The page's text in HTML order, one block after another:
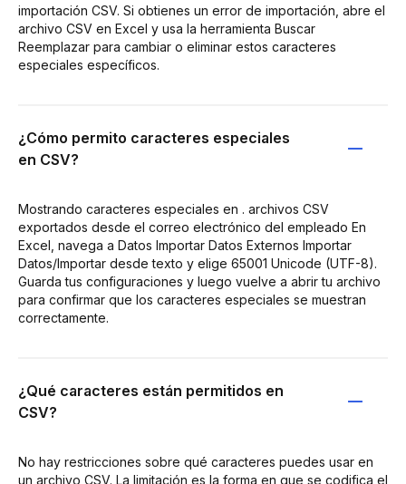
importación CSV. Si obtienes un error de importación, abre el
archivo CSV en Excel y usa la herramienta Buscar
Reemplazar para cambiar o eliminar estos caracteres
especiales específicos.
¿Cómo permito caracteres especiales
en CSV?
Mostrando caracteres especiales en . archivos CSV
exportados desde el correo electrónico del empleado En
Excel, navega a Datos Importar Datos Externos Importar
Datos/Importar desde texto y elige 65001 Unicode (UTF-8).
Guarda tus configuraciones y luego vuelve a abrir tu archivo
para confirmar que los caracteres especiales se muestran
correctamente.
¿Qué caracteres están permitidos en
CSV?
No hay restricciones sobre qué caracteres puedes usar en
un archivo CSV. La limitación es la forma en que se codifica el